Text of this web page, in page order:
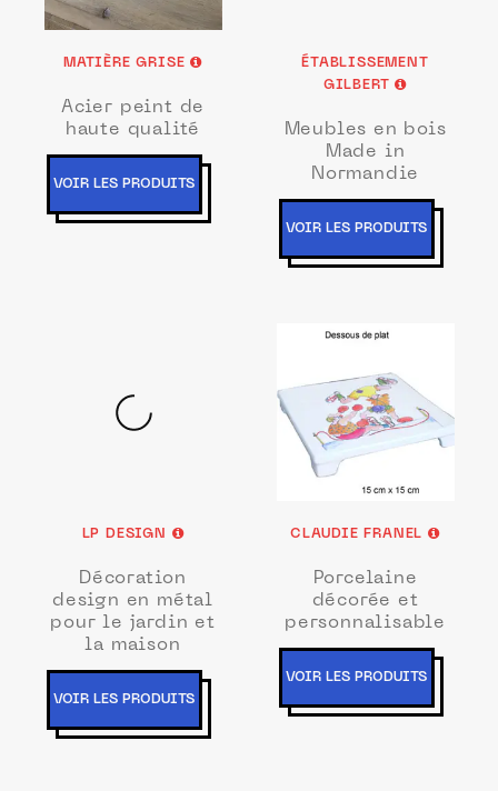
MATIÈRE GRISE
Acier peint de
haute qualité
VOIR LES PRODUITS
ÉTABLISSEMENT
GILBERT
Meubles en bois
Made in
Normandie
VOIR LES PRODUITS
LP DESIGN
Décoration
design en métal
pour le jardin et
la maison
VOIR LES PRODUITS
CLAUDIE FRANEL
Porcelaine
décorée et
personnalisable
VOIR LES PRODUITS